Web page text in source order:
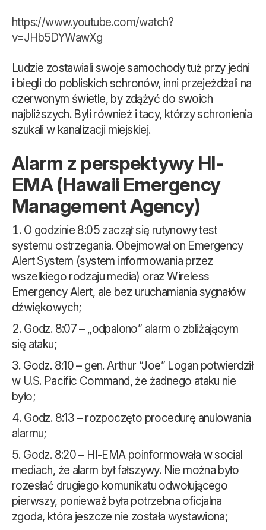
https://www.youtube.com/watch?
v=JHb5DYWawXg
Ludzie zostawiali swoje samochody tuż przy jedni
i biegli do pobliskich schronów, inni przejeżdżali na
czerwonym świetle, by zdążyć do swoich
najbliższych. Byli również i tacy, którzy schronienia
szukali w kanalizacji miejskiej.
Alarm z perspektywy HI-
EMA (Hawaii Emergency
Management Agency)
O godzinie 8:05 zaczął się rutynowy test
systemu ostrzegania. Obejmował on Emergency
Alert System (system informowania przez
wszelkiego rodzaju media) oraz Wireless
Emergency Alert, ale bez uruchamiania sygnałów
dźwiękowych;
Godz. 8:07 – „odpalono” alarm o zbliżającym
się ataku;
Godz. 8:10 – gen. Arthur “Joe” Logan potwierdził
w U.S. Pacific Command, że żadnego ataku nie
było;
Godz. 8:13 – rozpoczęto procedurę anulowania
alarmu;
Godz. 8:20 – HI-EMA poinformowała w social
mediach, że alarm był fałszywy. Nie można było
rozesłać drugiego komunikatu odwołującego
pierwszy, ponieważ była potrzebna oficjalna
zgoda, która jeszcze nie została wystawiona;